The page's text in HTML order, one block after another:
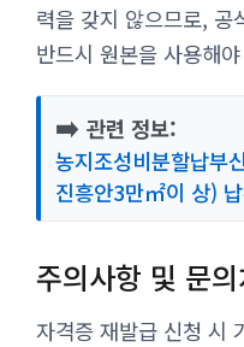
력을 갖지 않으므로, 공
반드시 원본을 사용해
➡️ 관련 정보:
농지조성비분할납부
진흥안3만㎡이 상)
주의사항 및 문의
자격증 재발급 신청 시